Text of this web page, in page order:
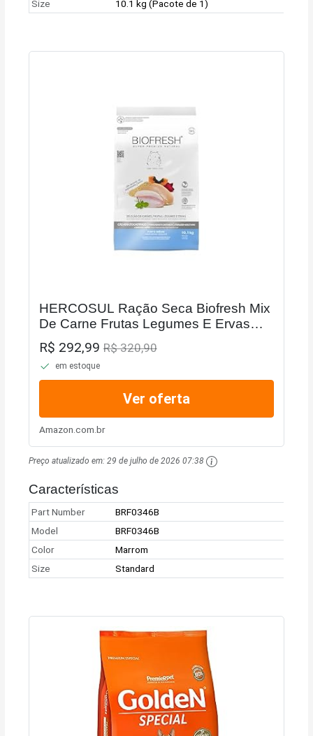
Size
10.1 kg (Pacote de 1)
HERCOSUL Ração Seca Biofresh Mix
De Carne Frutas Legumes E Ervas
Frescas Cães Castrados De Raças
Médias 10 1Kg
R$ 292,99R$ 320,90
em estoque
Ver oferta
Amazon.com.br
Preço atualizado em:29 de julho de 2026 07:38
Características
Part Number
BRF0346B
Model
BRF0346B
Color
Marrom
Size
Standard